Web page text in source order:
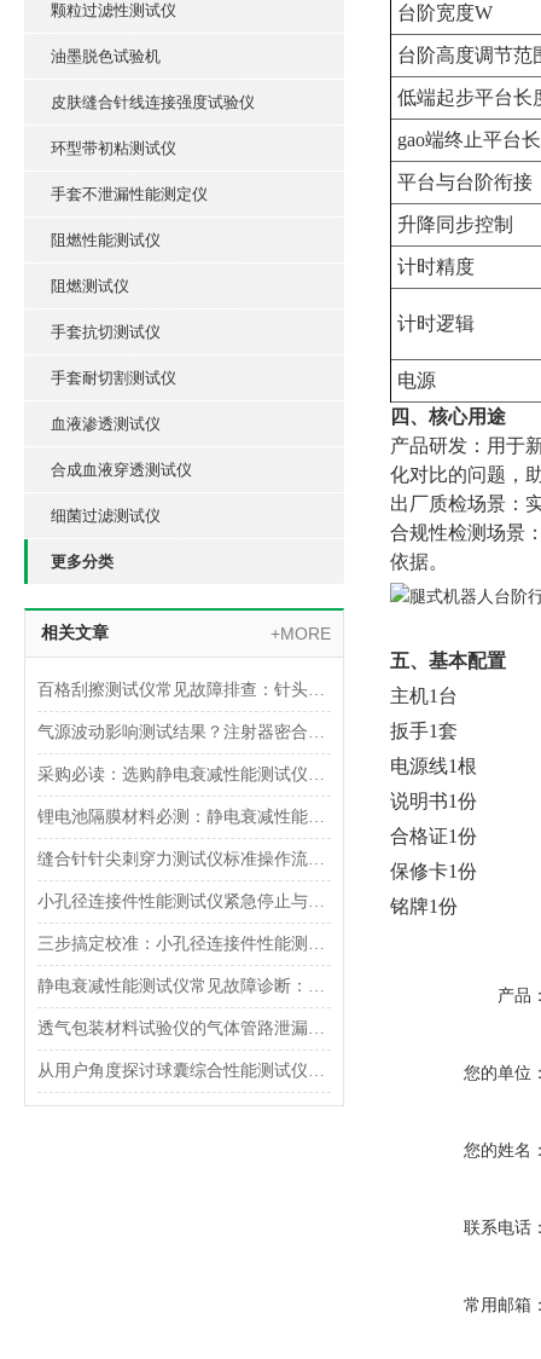
颗粒过滤性测试仪
油墨脱色试验机
皮肤缝合针线连接强度试验仪
环型带初粘测试仪
手套不泄漏性能测定仪
阻燃性能测试仪
阻燃测试仪
手套抗切测试仪
手套耐切割测试仪
血液渗透测试仪
合成血液穿透测试仪
细菌过滤测试仪
更多分类
相关文章 +MORE
百格刮擦测试仪常见故障排查：针头磨损与运动轨迹偏移
气源波动影响测试结果？注射器密合性正压测试仪的稳压设计分析
采购必读：选购静电衰减性能测试仪的5个核心参数与避坑指南
锂电池隔膜材料必测：静电衰减性能测试仪的操作难点突破
缝合针针尖刺穿力测试仪标准操作流程（SOP）及实验员培训要点
小孔径连接件性能测试仪紧急停止与异常状态下的安全复位操作
三步搞定校准：小孔径连接件性能测试仪的每日开机自检流程详解
静电衰减性能测试仪常见故障诊断：充电不稳定与电位漂移排查
透气包装材料试验仪的气体管路泄漏防护与废气排放系统详解
从用户角度探讨球囊综合性能测试仪的故障问题
台阶宽度W
台阶高度调节范
低端起步平台长
gao端终止平台
平台与台阶衔接
升降同步控制
计时精度
计时逻辑
电源
四、核心用途
产品研发：用于
化对比的问题，
出厂质检场景：
合规性检测场景
依据。
五、基本配置
主机1台
扳手1套
电源线1根
说明书1份
合格证1份
保修卡1份
铭牌1份
产品
您的单位
您的姓名
联系电话
常用邮箱